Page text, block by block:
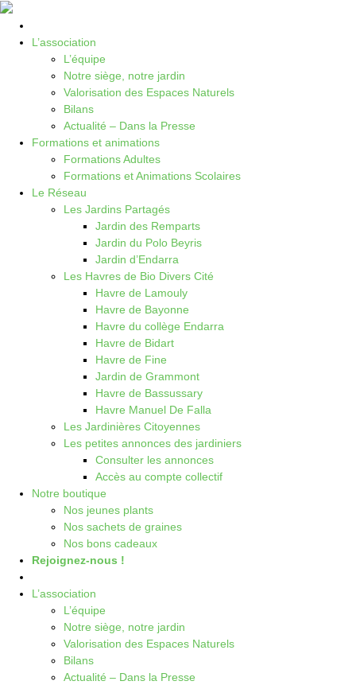
L’association
L’équipe
Notre siège, notre jardin
Valorisation des Espaces Naturels
Bilans
Actualité – Dans la Presse
Formations et animations
Formations Adultes
Formations et Animations Scolaires
Le Réseau
Les Jardins Partagés
Jardin des Remparts
Jardin du Polo Beyris
Jardin d’Endarra
Les Havres de Bio Divers Cité
Havre de Lamouly
Havre de Bayonne
Havre du collège Endarra
Havre de Bidart
Havre de Fine
Jardin de Grammont
Havre de Bassussary
Havre Manuel De Falla
Les Jardinières Citoyennes
Les petites annonces des jardiniers
Consulter les annonces
Accès au compte collectif
Notre boutique
Nos jeunes plants
Nos sachets de graines
Nos bons cadeaux
Rejoignez-nous !
L’association
L’équipe
Notre siège, notre jardin
Valorisation des Espaces Naturels
Bilans
Actualité – Dans la Presse